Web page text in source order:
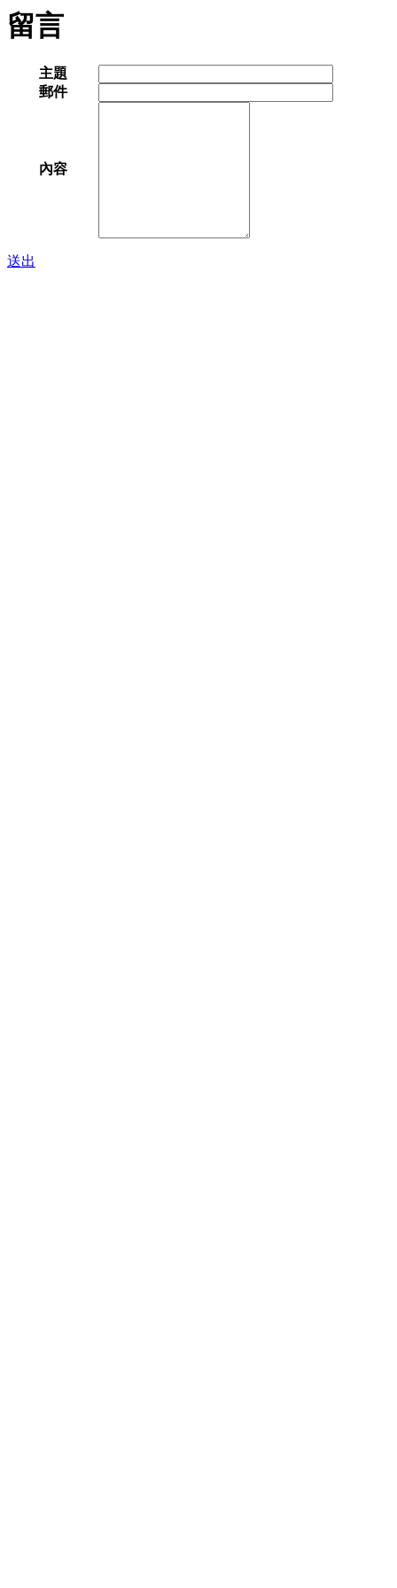
留言
主題
郵件
內容
送出